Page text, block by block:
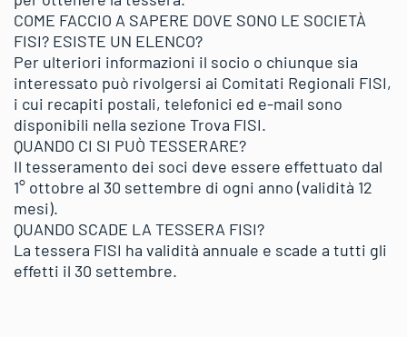
COME FACCIO A SAPERE DOVE SONO LE SOCIETÀ
FISI? ESISTE UN ELENCO?
Per ulteriori informazioni il socio o chiunque sia
interessato può rivolgersi ai Comitati Regionali FISI,
i cui recapiti postali, telefonici ed e-mail sono
disponibili nella sezione Trova FISI.
QUANDO CI SI PUÒ TESSERARE?
Il tesseramento dei soci deve essere effettuato dal
1° ottobre al 30 settembre di ogni anno (validità 12
mesi).
QUANDO SCADE LA TESSERA FISI?
La tessera FISI ha validità annuale e scade a tutti gli
effetti il 30 settembre.